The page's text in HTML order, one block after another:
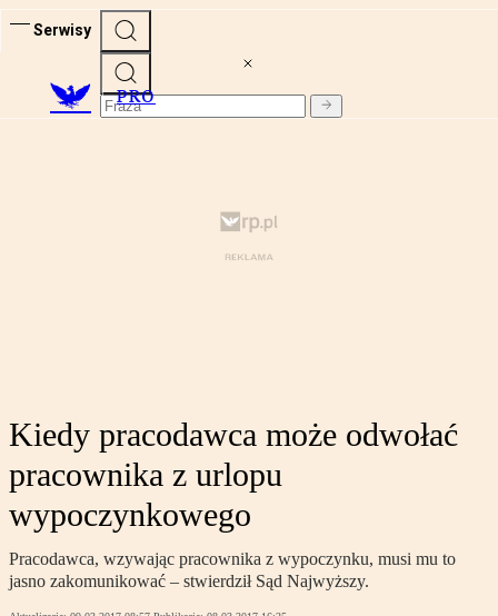
Serwisy
PRO
Kiedy pracodawca może odwołać
pracownika z urlopu
wypoczynkowego
Pracodawca, wzywając pracownika z wypoczynku, musi mu to
jasno zakomunikować – stwierdził Sąd Najwyższy.